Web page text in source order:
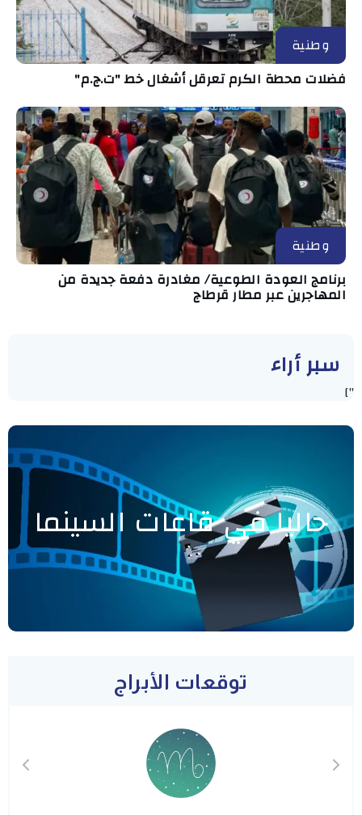
وطنية
فضلات محطة الكرم تعرقل أشغال خط "ت.ج.م"
وطنية
برنامج العودة الطوعية/ مغادرة دفعة جديدة من
المهاجرين عبر مطار قرطاج
سبر أراء
"]
حاليا في قاعات السينما
توقعات الأبراج